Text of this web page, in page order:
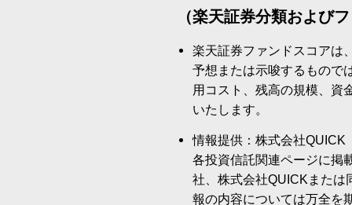
（楽天証券分類および
楽天証券ファンドスコアは
予想または示唆するもので
用コスト、残高の規模、資
いたします。
情報提供：株式会社QUICK
各投資信託関連ページに掲
社、株式会社QUICKまたは
報の内容については万全を